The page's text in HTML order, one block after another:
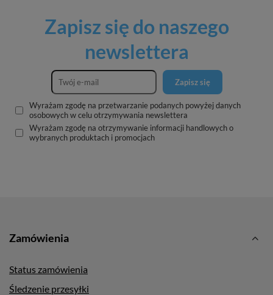
Zapisz się do naszego
newslettera
Zapisz się
Wyrażam zgodę na przetwarzanie podanych powyżej danych
osobowych w celu otrzymywania newslettera
Wyrażam zgodę na otrzymywanie informacji handlowych o
wybranych produktach i promocjach
Zamówienia
Status zamówienia
Śledzenie przesyłki